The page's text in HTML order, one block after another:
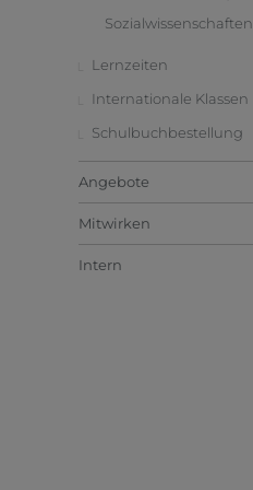
Sozialwissenschaften
Lernzeiten
Internationale Klassen
Schulbuchbestellung
Angebote
Mitwirken
Intern